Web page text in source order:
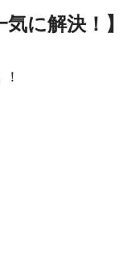
に解決！】